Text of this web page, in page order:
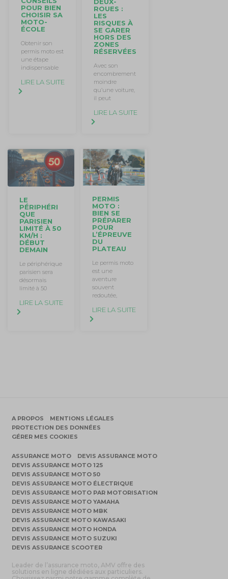
POUR BIEN
CHOISIR SA
MOTO-
ÉCOLE
Obtenir son
permis moto est
une étape
indispensable
LIRE LA SUITE
ROUES :
LES
RISQUES À
SE GARER
HORS DES
ZONES
RÉSERVÉES
Avec son
encombrement
moindre
qu’une voiture,
il peut
LIRE LA SUITE
LE
PÉRIPHÉRI
QUE
PARISIEN
LIMITÉ À 50
KM/H :
DÉBUT
DEMAIN
Le périphérique
parisien sera
désormais
limité à 50
LIRE LA SUITE
PERMIS
MOTO :
BIEN SE
PRÉPARER
POUR
L’ÉPREUVE
DU
PLATEAU
Le permis moto
est une
aventure
souvent
redoutée,
LIRE LA SUITE
A PROPOS
MENTIONS LÉGALES
PROTECTION DES DONNÉES
GÉRER MES COOKIES
ASSURANCE MOTO
DEVIS ASSURANCE MOTO
DEVIS ASSURANCE MOTO 125
DEVIS ASSURANCE MOTO 50
DEVIS ASSURANCE MOTO ÉLECTRIQUE
DEVIS ASSURANCE MOTO PAR MOTORISATION
DEVIS ASSURANCE MOTO YAMAHA
DEVIS ASSURANCE MOTO MBK
DEVIS ASSURANCE MOTO KAWASAKI
DEVIS ASSURANCE MOTO HONDA
DEVIS ASSURANCE MOTO SUZUKI
DEVIS ASSURANCE SCOOTER
Leader de l’assurance moto, AMV offre des
solutions en ligne dédiées aux particuliers.